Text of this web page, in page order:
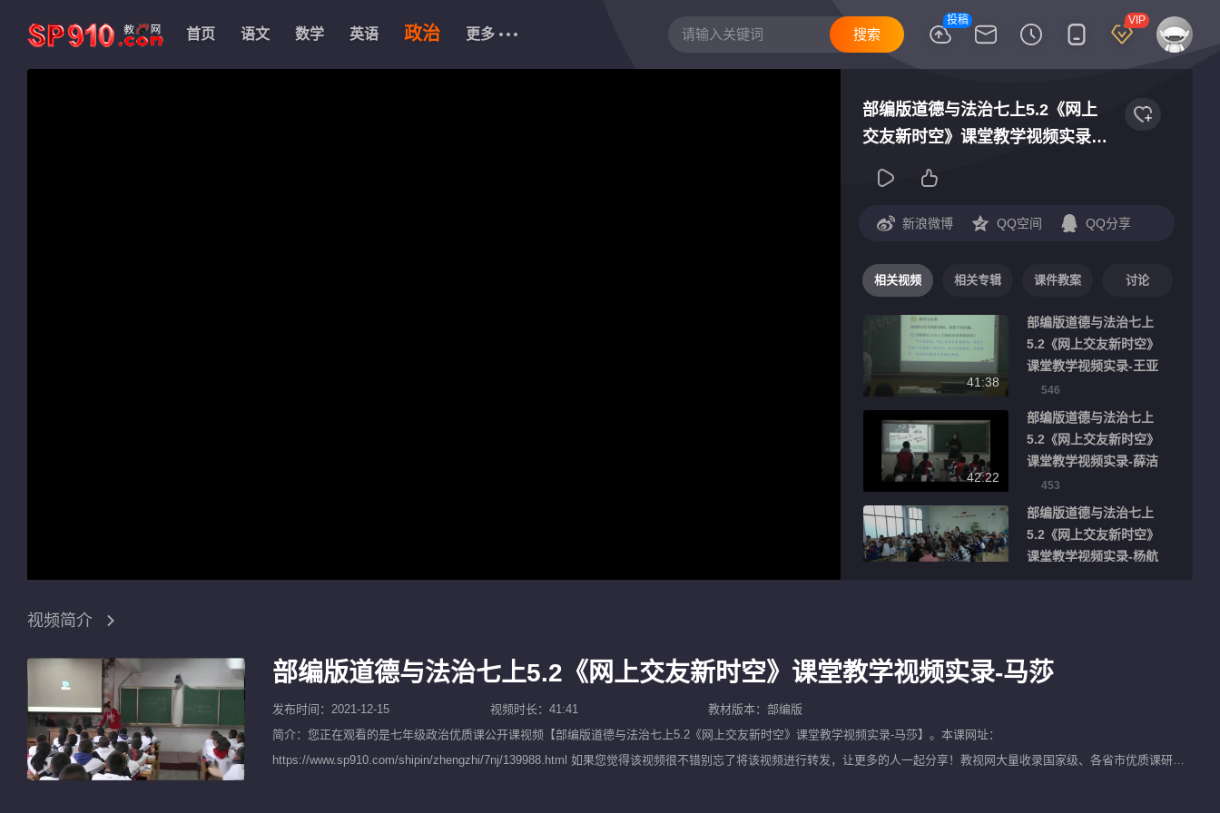
投稿 VIP
首页 语文 数学 英语 政治 更多
部编版道德与法治七上5.2《网上
交友新时空》课堂教学视频实录-
马莎
新浪微博 QQ空间 QQ分享
相关视频 相关专辑 课件教案 讨论
41:38
部编版道德与法治七上
5.2《网上交友新时空》
课堂教学视频实录-王亚
546
42:22
部编版道德与法治七上
5.2《网上交友新时空》
课堂教学视频实录-薛洁
453
部编版道德与法治七上
5.2《网上交友新时空》
课堂教学视频实录-杨航
38:58
雨272
40:17
芳
视频简介
部编版道德与法治七上5.2《网上交友新时空》课堂教学视频实录-马莎
发布时间：2021-12-15 视频时长：41:41
教材版本：部编版
简介：您正在观看的是七年级政治优质课公开课视频【部编版道德与法治七上5.2《网上交友新时空》课堂教学视频实录-马莎】。本课网址：
https://www.sp910.com/shipin/zhengzhi/7nj/139988.html 如果您觉得该视频很不错别忘了将该视频进行转发，让更多的人一起分享！教视网大量收录国家级、各省市优质课研讨